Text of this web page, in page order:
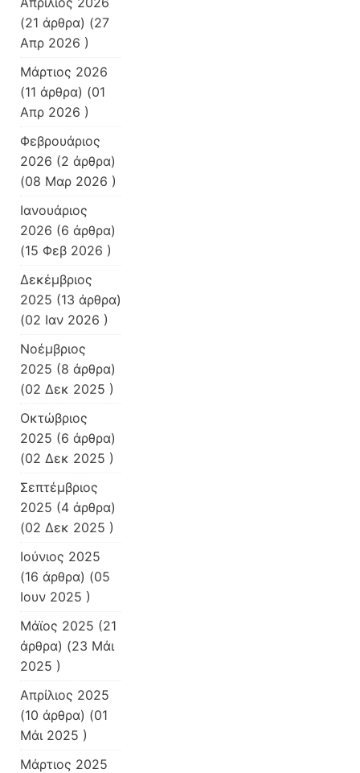
(21 άρθρα) (27
Απρ 2026 )
Μάρτιος 2026
(11 άρθρα) (01
Απρ 2026 )
Φεβρουάριος
2026 (2 άρθρα)
(08 Μαρ 2026 )
Ιανουάριος
2026 (6 άρθρα)
(15 Φεβ 2026 )
Δεκέμβριος
2025 (13 άρθρα)
(02 Ιαν 2026 )
Νοέμβριος
2025 (8 άρθρα)
(02 Δεκ 2025 )
Οκτώβριος
2025 (6 άρθρα)
(02 Δεκ 2025 )
Σεπτέμβριος
2025 (4 άρθρα)
(02 Δεκ 2025 )
Ιούνιος 2025
(16 άρθρα) (05
Ιουν 2025 )
Μάϊος 2025 (21
άρθρα) (23 Μάι
2025 )
Απρίλιος 2025
(10 άρθρα) (01
Μάι 2025 )
Μάρτιος 2025